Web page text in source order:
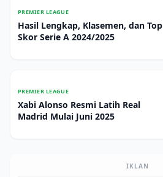
PREMIER LEAGUE
Hasil Lengkap, Klasemen, dan Top
Skor Serie A 2024/2025
PREMIER LEAGUE
Xabi Alonso Resmi Latih Real
Madrid Mulai Juni 2025
IKLAN